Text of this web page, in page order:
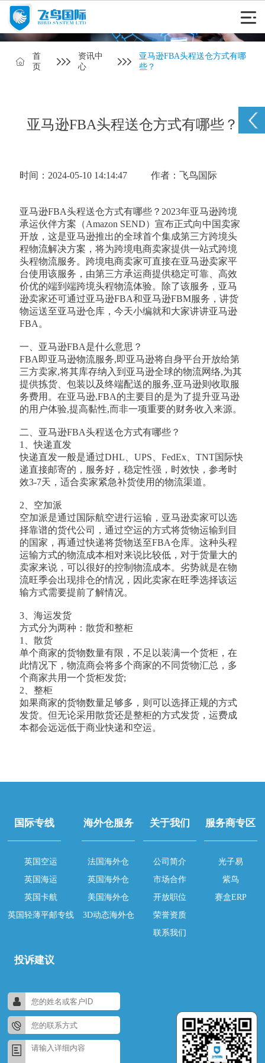
首
页
资讯中
心
亚马逊FBA头程送仓方式有哪
些？
亚马逊FBA头程送仓方式有哪些？
时间：2024-05-10 14:14:47 作者：飞鸟国际
亚马逊FBA头程送仓方式有哪些？2023年亚马逊跨境
承运伙伴方案（Amazon SEND）宣布正式向中国卖家
开放，这是亚马逊推出的全球首个集成第三方跨境头
程物流解决方案，将为跨境电商卖家提供一站式跨境
头程物流服务。跨境电商卖家可直接在亚马逊卖家平
台使用该服务，由第三方承运商提供稳定可靠、高效
价优的端到端跨境头程物流体验。除了该服务，亚马
逊卖家还可通过亚马逊FBA和亚马逊FBM服务，讲货
物运送至亚马逊仓库，今天小编就和大家讲讲亚马逊
FBA。
一、亚马逊FBA是什么意思？
FBA即亚马逊物流服务,即亚马逊将自身平台开放给第
三方卖家,将其库存纳入到亚马逊全球的物流网络,为其
提供拣货、包装以及终端配送的服务,亚马逊则收取服
务费用。在亚马逊,FBA的主要目的是为了提升亚马逊
的用户体验,提高黏性,而非一项重要的财务收入来源。
二、亚马逊FBA头程送仓方式有哪些？
1、快递直发
快递直发一般是通过DHL、UPS、FedEx、TNT国际快
递直接邮寄的，服务好，稳定性强，时效快，参考时
效3-7天，适合卖家紧急补货使用的物流渠道。
2、空加派
空加派是通过国际航空进行运输，亚马逊卖家可以选
择靠谱的货代公司，通过空运的方式将货物运输到目
的国家，再通过快递将货物送至FBA仓库。这种头程
运输方式的物流成本相对来说比较低，对于货量大的
卖家来说，可以很好的控制物流成本。劣势就是在物
流旺季会出现排仓的情况，因此卖家在旺季选择该运
输方式需要提前了解情况。
3、海运发货
方式分为两种：散货和整柜
1、散货
单个商家的货物数量有限，不足以装满一个货柜，在
此情况下，物流商会将多个商家的不同货物汇总，多
个商家共用一个货柜发货;
2、整柜
如果商家的货物数量足够多，则可以选择正规的方式
发货。但无论采用散货还是整柜的方式发货，运费成
本都会远远低于商业快递和空运。
国际专线
英国空运
英国海运
英国卡航
英国轻薄平邮专线
海外仓服务
法国海外仓
英国海外仓
美国海外仓
3D动态海外仓
关于我们
公司简介
市场合作
开放职位
荣誉资质
联系我们
服务商专区
光子易
紫鸟
赛盒ERP
投诉建议